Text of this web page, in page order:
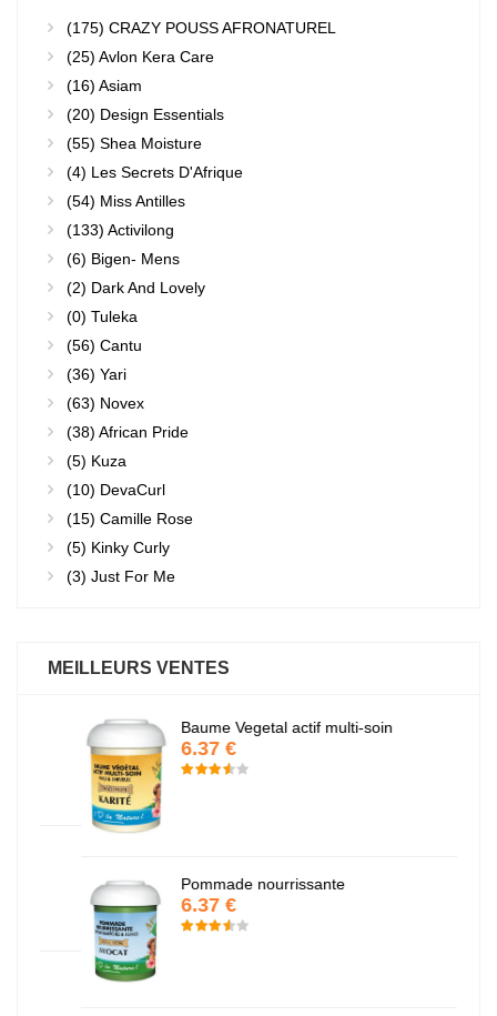
(175) CRAZY POUSS AFRONATUREL
(25) Avlon Kera Care
(16) Asiam
(20) Design Essentials
(55) Shea Moisture
(4) Les Secrets D'Afrique
(54) Miss Antilles
(133) Activilong
(6) Bigen- Mens
(2) Dark And Lovely
(0) Tuleka
(56) Cantu
(36) Yari
(63) Novex
(38) African Pride
(5) Kuza
(10) DevaCurl
(15) Camille Rose
(5) Kinky Curly
(3) Just For Me
MEILLEURS VENTES
Baume Vegetal actif multi-soin
6.37 €
Pommade nourrissante
6.37 €